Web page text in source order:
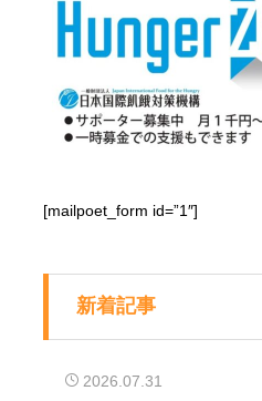
[mailpoet_form id=”1″]
新着記事
2026.07.31